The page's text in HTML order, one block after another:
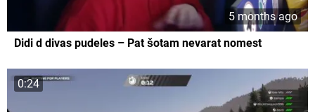
5 months ago
Didi d divas pudeles – Pat šotam nevarat nomest
0:24